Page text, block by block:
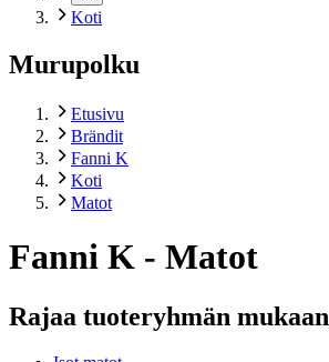
Koti
Murupolku
Etusivu
Brändit
Fanni K
Koti
Matot
Fanni K - Matot
Rajaa tuoteryhmän mukaan